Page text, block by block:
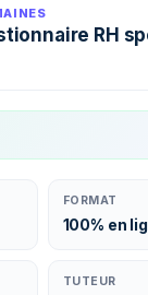
RH
FORMAT
100% en
TUTEUR